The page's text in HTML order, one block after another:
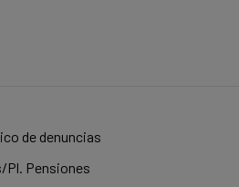
de denuncias
Pl. Pensiones